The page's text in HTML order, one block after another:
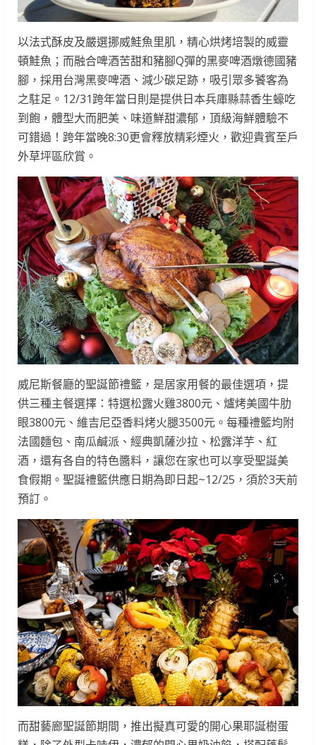
以法式酥皮及嚴選挪威鮭魚里肌，精心烘烤培製的威靈
頓鮭魚；而融合啤酒苦甜和豬腳Q彈的黑麥啤酒燉德國豬
腳，採用台灣黑麥啤酒、減少碳足跡，吸引眾多饕客為
之駐足。12/31跨年當日則是提供日本兵庫縣蒜香生蠔吃
到飽，體型大而肥美、味道鮮甜濃郁，頂級海鮮體驗不
可錯過！跨年當晚8:30更會釋放精彩煙火，歡迎貴賓至戶
外草坪區欣賞。
威尼斯餐廳的聖誕節禮籃，是居家用餐的最佳選項，提
供三種主餐選擇：特選松露火雞3800元、爐烤美國牛肋
眼3800元、維吉尼亞香料烤火腿3500元。每種禮籃均附
法國麵包、南瓜鹹派、經典凱薩沙拉、松露洋芋、紅
酒，還有各自的特色醬料，讓您在家也可以享受聖誕美
食假期。聖誕禮籃供應日期為即日起~12/25，須於3天前
預訂。
而甜藝廊聖誕節期間，推出擬真可愛的開心果耶誕樹蛋